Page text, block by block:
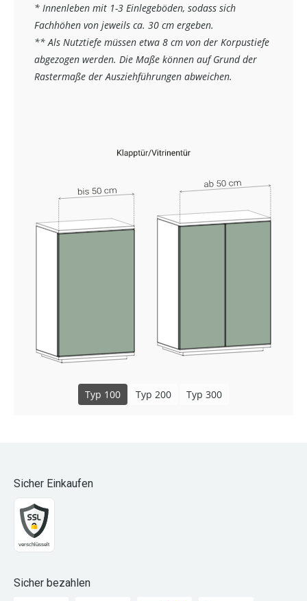
* Innenleben mit 1-3 Einlegeböden, sodass sich
Fachhöhen von jeweils ca. 30 cm ergeben.
** Als Nutztiefe müssen etwa 8 cm von der Korpustiefe
abgezogen werden. Die Maße können auf Grund der
Rastermaße der Ausziehführungen abweichen.
Typ 100 Typ 200 Typ 300
Sicher Einkaufen
Sicher bezahlen